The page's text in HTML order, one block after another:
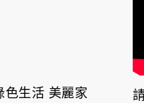
生活 美麗家